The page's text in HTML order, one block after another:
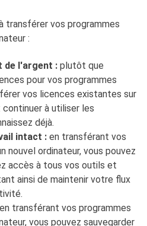
transférer vos programmes
:
de l'argent :plutôt que
pour vos programmes
vos licences existantes sur
à utiliser les
déjà.
intact :en transférant vos
nouvel ordinateur, vous pouvez
accès à tous vos outils et
ainsi de maintenir votre flux
transférant vos programmes
vous pouvez sauvegarder